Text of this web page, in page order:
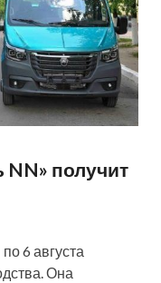
получит
6 августа
Она